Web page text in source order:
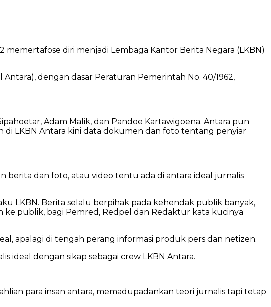
memertafose diri menjadi Lembaga Kantor Berita Negara (LKBN)
dengan dasar Peraturan Pemerintah No. 40/1962,
Adam Malik, dan Pandoe Kartawigoena. Antara pun
LKBN Antara kini data dokumen dan foto tentang penyiar
berita dan foto, atau video tentu ada di antara ideal jurnalis
LKBN. Berita selalu berpihak pada kehendak publik banyak,
publik, bagi Pemred, Redpel dan Redaktur kata kucinya
apalagi di tengah perang informasi produk pers dan netizen.
ideal dengan sikap sebagai crew LKBN Antara.
para insan antara, memadupadankan teori jurnalis tapi tetap